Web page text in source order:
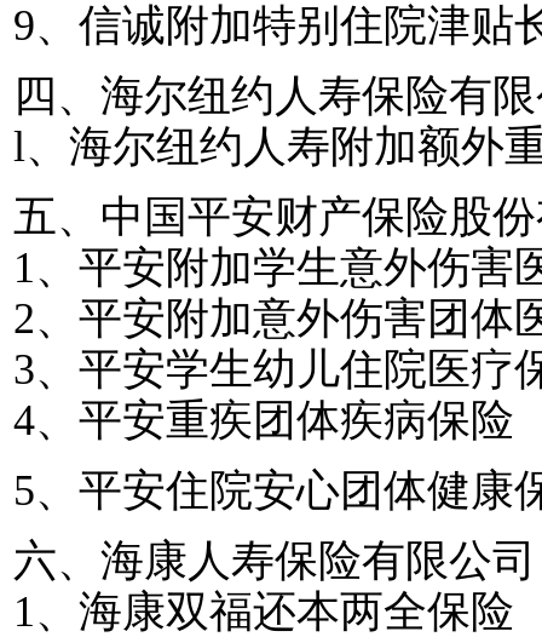
9、信诚附加特别住院津贴
四、海尔纽约人寿保险有
l、海尔纽约人寿附加额外
五、中国平安财产保险股
1、平安附加学生意外伤害
2、平安附加意外伤害团体
3、平安学生幼儿住院医疗
4、平安重疾团体疾病保险
5、平安住院安心团体健康
六、海康人寿保险有限公司
1、海康双福还本两全保险